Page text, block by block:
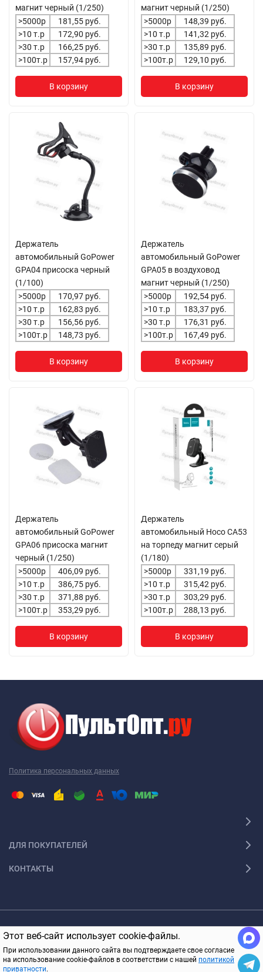
Этот веб-сайт использует cookie-файлы.
При использовании данного сайта вы подтверждаете свое согласие
на использование cookie-файлов в соответствии с нашей политикой
приватности.
магнит черный (1/250)
>5000р
181,55 руб.
>10 т.р
172,90 руб.
>30 т.р
166,25 руб.
>100т.р
157,94 руб.
В корзину
магнит черный (1/250)
>5000р
148,39 руб.
>10 т.р
141,32 руб.
>30 т.р
135,89 руб.
>100т.р
129,10 руб.
В корзину
Держатель
автомобильный GoPower
GPA04 присоска черный
(1/100)
>5000р
170,97 руб.
>10 т.р
162,83 руб.
>30 т.р
156,56 руб.
>100т.р
148,73 руб.
В корзину
Держатель
автомобильный GoPower
GPA05 в воздуховод
магнит черный (1/250)
>5000р
192,54 руб.
>10 т.р
183,37 руб.
>30 т.р
176,31 руб.
>100т.р
167,49 руб.
В корзину
Держатель
автомобильный GoPower
GPA06 присоска магнит
черный (1/250)
>5000р
406,09 руб.
>10 т.р
386,75 руб.
>30 т.р
371,88 руб.
>100т.р
353,29 руб.
В корзину
Держатель
автомобильный Hoco CA53
на торпеду магнит серый
(1/180)
>5000р
331,19 руб.
>10 т.р
315,42 руб.
>30 т.р
303,29 руб.
>100т.р
288,13 руб.
В корзину
Политика персональных данных
ДЛЯ ПОКУПАТЕЛЕЙ
КОНТАКТЫ
© 2005-2026 ПультОпт.ру Все права защищены